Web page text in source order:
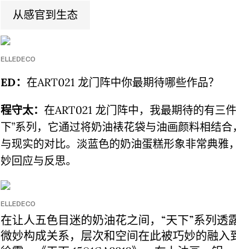
从感官到生态
ELLEDECO
ED： 在ART021 龙门阵中你最期待哪些作品？
程守太： 在ART021 龙门阵中，我最期待的有三
下”系列，它通过将奶油裱花袋与油画颜料相结
与现实的对比。淡蓝色的奶油蛋糕形象非常典雅
妙回应与反思。
ELLEDECO
在让⼈五⾊⽬迷的奶油花之间，“天下”系列透
微妙构成关系，层次和空间在此被巧妙的融⼊